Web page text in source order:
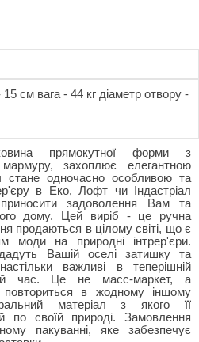
см вага - 44 кг діаметр отвору -
прямокутної форми з
мармуру, захоплює елегантною
одночасно особливою та
в Еко, Лофт чи Індастріал
задоволення Вам та
дому. Цей виріб - це ручна
продаються в цілому світі, що є
моди на природні інтрер'єри.
Вашій оселі затишку та
важливі в теперішній
час. Це не масс-маркет, а
в жодному іншому
матеріал з якого її
по своїй природі. Замовлення
пакуванні, яке забезпечує